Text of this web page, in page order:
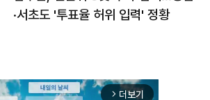
·서초도 '투표율 허위 입력' 정황
arrow_forward_ios 더보기